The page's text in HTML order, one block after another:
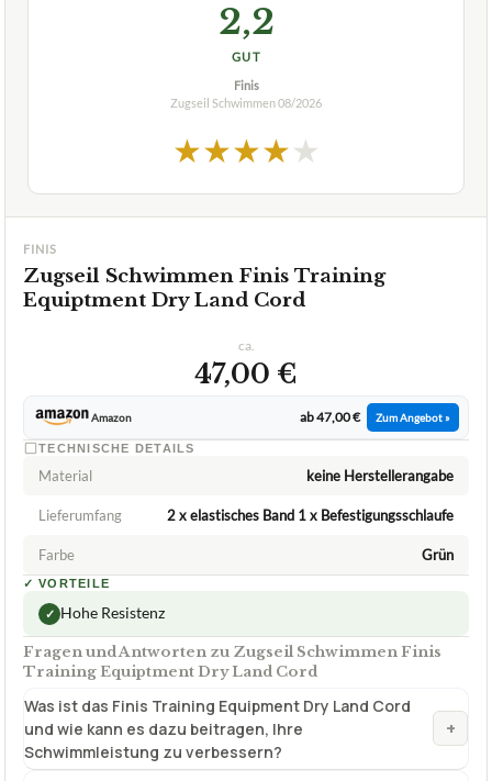
Schwimm-Zugseils und ist es für alle Schwimmer
Verfuegbar bei
beste-testsieger.de
2,2
GUT
Finis
★★★★★
Zugseil Schwimmen Finis Training
Equiptment Dry Land Cord
ca.
47,00 €
Amazon ab 47,00 € Zum Angebot »
Material keine Herstellerangabe